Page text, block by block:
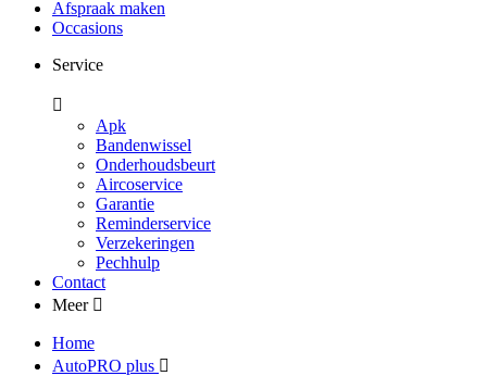
Afspraak maken
Occasions
Service
Apk
Bandenwissel
Onderhoudsbeurt
Aircoservice
Garantie
Reminderservice
Verzekeringen
Pechhulp
Contact
Meer
Home
AutoPRO plus